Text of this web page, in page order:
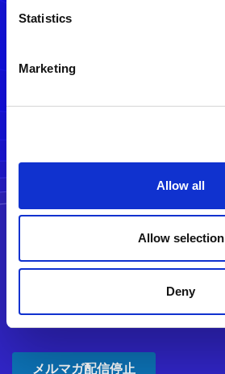
Statistics
Marketing
Allow all
Allow selection
Deny
メルマガ配信停止